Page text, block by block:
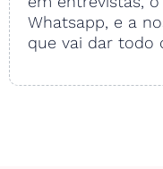
Whatsapp, e a
que vai dar todo